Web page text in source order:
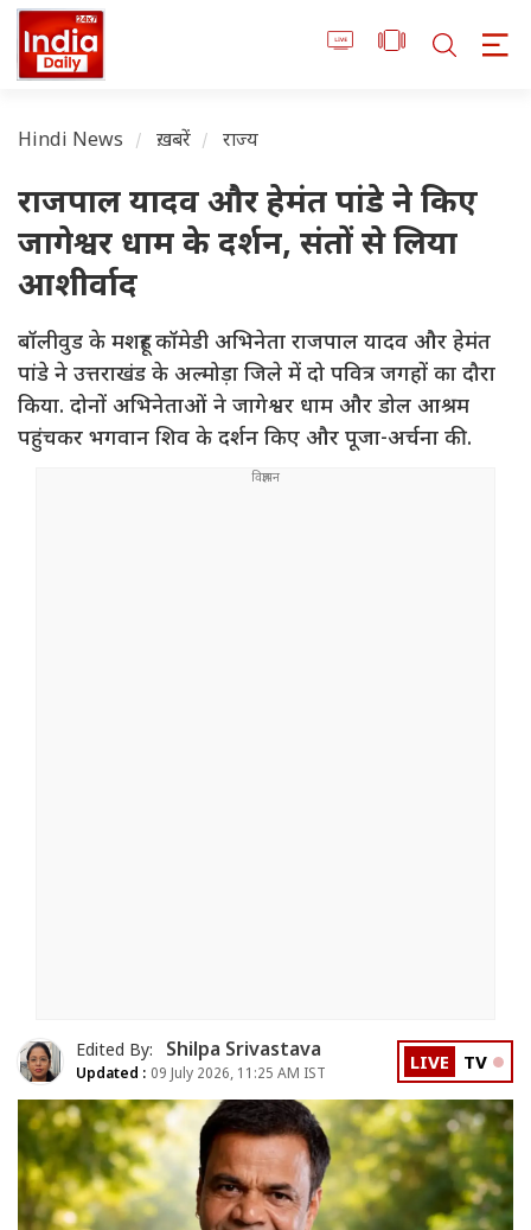
Hindi News ख़बरें राज्य
राजपाल यादव और हेमंत पांडे ने किए
जागेश्वर धाम के दर्शन, संतों से लिया
आशीर्वाद
बॉलीवुड के मशहूर कॉमेडी अभिनेता राजपाल यादव और हेमंत
पांडे ने उत्तराखंड के अल्मोड़ा जिले में दो पवित्र जगहों का दौरा
किया. दोनों अभिनेताओं ने जागेश्वर धाम और डोल आश्रम
पहुंचकर भगवान शिव के दर्शन किए और पूजा-अर्चना की.
Edited By: Shilpa Srivastava
Updated : 09 July 2026, 11:25 AM IST LIVE TV